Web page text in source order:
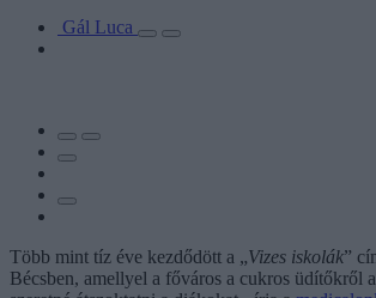
Gál Luca
Több mint tíz éve kezdődött a „Vizes iskolák”
Bécsben, amellyel a főváros a cukros üdítőkről